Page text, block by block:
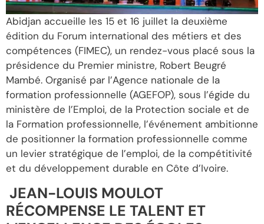
Abidjan accueille les 15 et 16 juillet la deuxième
édition du Forum international des métiers et des
compétences (FIMEC), un rendez-vous placé sous la
présidence du Premier ministre, Robert Beugré
Mambé. Organisé par l’Agence nationale de la
formation professionnelle (AGEFOP), sous l’égide du
ministère de l’Emploi, de la Protection sociale et de
la Formation professionnelle, l’événement ambitionne
de positionner la formation professionnelle comme
un levier stratégique de l’emploi, de la compétitivité
et du développement durable en Côte d’Ivoire.
JEAN-LOUIS MOULOT
RÉCOMPENSE LE TALENT ET